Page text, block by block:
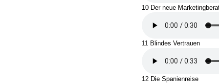
10 Der neue
11 Blindes Vertrauen
12 Die Spanienreise